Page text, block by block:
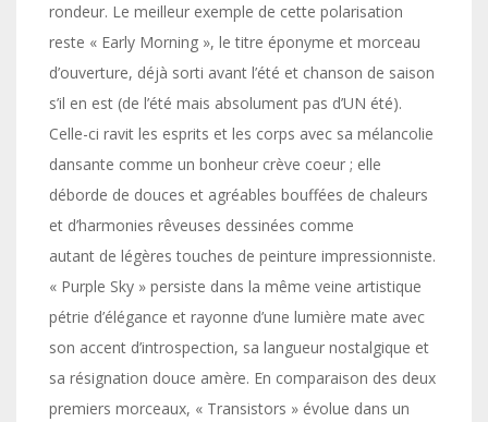
rondeur. Le meilleur exemple de cette polarisation
reste « Early Morning », le titre éponyme et morceau
d’ouverture, déjà sorti avant l’été et chanson de saison
s’il en est (de l’été mais absolument pas d’UN été).
Celle-ci ravit les esprits et les corps avec sa mélancolie
dansante comme un bonheur crève coeur ; elle
déborde de douces et agréables bouffées de chaleurs
et d’harmonies rêveuses dessinées comme
autant de légères touches de peinture impressionniste.
« Purple Sky » persiste dans la même veine artistique
pétrie d’élégance et rayonne d’une lumière mate avec
son accent d’introspection, sa langueur nostalgique et
sa résignation douce amère. En comparaison des deux
premiers morceaux, « Transistors » évolue dans un